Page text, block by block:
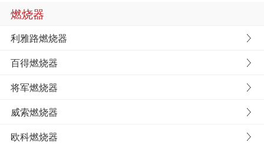
燃烧器
利雅路燃烧器
百得燃烧器
将军燃烧器
威索燃烧器
欧科燃烧器